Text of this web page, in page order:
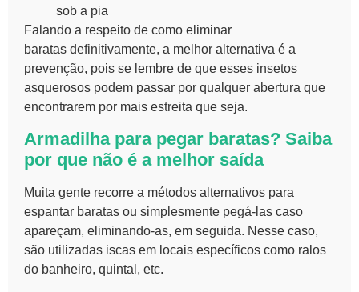
sob a pia
Falando a respeito de como eliminar
baratas definitivamente, a melhor alternativa é a
prevenção, pois se lembre de que esses insetos
asquerosos podem passar por qualquer abertura que
encontrarem por mais estreita que seja.
Armadilha para pegar baratas? Saiba
por que não é a melhor saída
Muita gente recorre a métodos alternativos para
espantar baratas ou simplesmente pegá-las caso
apareçam, eliminando-as, em seguida. Nesse caso,
são utilizadas iscas em locais específicos como ralos
do banheiro, quintal, etc.